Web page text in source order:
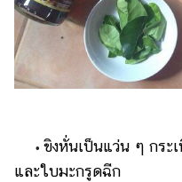
• ขิงหั่นเป็นแว่น ๆ กระ
และใบมะกรูดฉีก